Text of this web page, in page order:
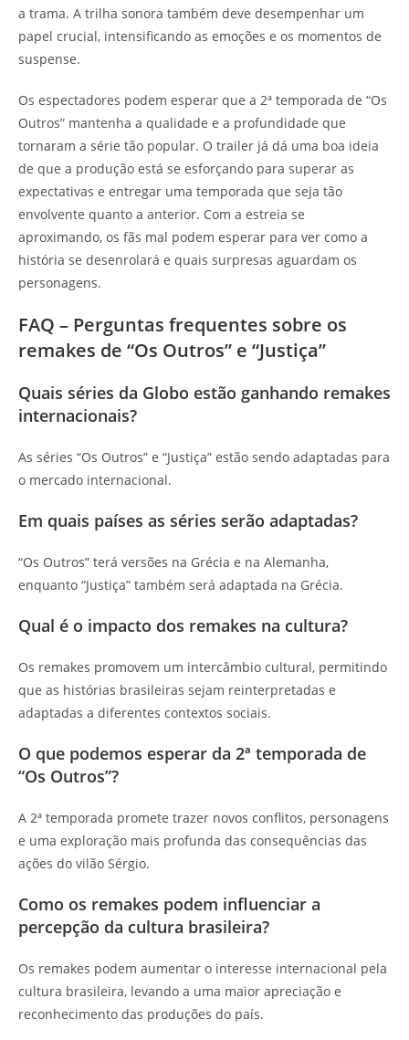
a trama. A trilha sonora também deve desempenhar um
papel crucial, intensificando as emoções e os momentos de
suspense.
Os espectadores podem esperar que a 2ª temporada de “Os
Outros” mantenha a qualidade e a profundidade que
tornaram a série tão popular. O trailer já dá uma boa ideia
de que a produção está se esforçando para superar as
expectativas e entregar uma temporada que seja tão
envolvente quanto a anterior. Com a estreia se
aproximando, os fãs mal podem esperar para ver como a
história se desenrolará e quais surpresas aguardam os
personagens.
FAQ – Perguntas frequentes sobre os
remakes de “Os Outros” e “Justiça”
Quais séries da Globo estão ganhando remakes
internacionais?
As séries “Os Outros” e “Justiça” estão sendo adaptadas para
o mercado internacional.
Em quais países as séries serão adaptadas?
“Os Outros” terá versões na Grécia e na Alemanha,
enquanto “Justiça” também será adaptada na Grécia.
Qual é o impacto dos remakes na cultura?
Os remakes promovem um intercâmbio cultural, permitindo
que as histórias brasileiras sejam reinterpretadas e
adaptadas a diferentes contextos sociais.
O que podemos esperar da 2ª temporada de
“Os Outros”?
A 2ª temporada promete trazer novos conflitos, personagens
e uma exploração mais profunda das consequências das
ações do vilão Sérgio.
Como os remakes podem influenciar a
percepção da cultura brasileira?
Os remakes podem aumentar o interesse internacional pela
cultura brasileira, levando a uma maior apreciação e
reconhecimento das produções do país.